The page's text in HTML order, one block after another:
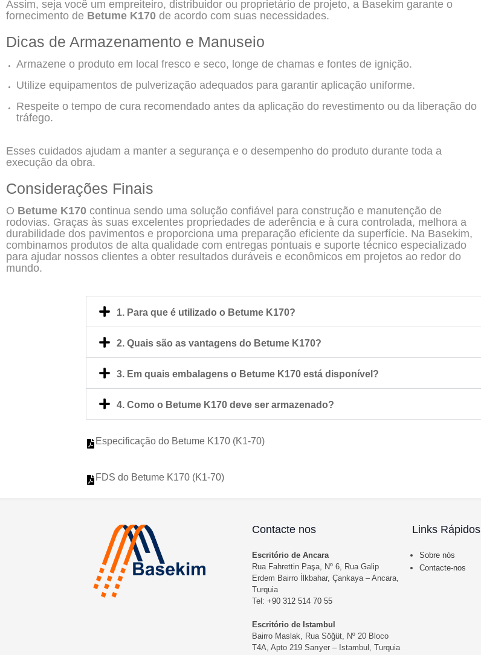
Assim, seja você um empreiteiro, distribuidor ou proprietário de projeto, a Basekim garante o
fornecimento de Betume K170 de acordo com suas necessidades.
Dicas de Armazenamento e Manuseio
Armazene o produto em local fresco e seco, longe de chamas e fontes de ignição.
Utilize equipamentos de pulverização adequados para garantir aplicação uniforme.
Respeite o tempo de cura recomendado antes da aplicação do revestimento ou da liberação do
tráfego.
Esses cuidados ajudam a manter a segurança e o desempenho do produto durante toda a
execução da obra.
Considerações Finais
O Betume K170 continua sendo uma solução confiável para construção e manutenção de
rodovias. Graças às suas excelentes propriedades de aderência e à cura controlada, melhora a
durabilidade dos pavimentos e proporciona uma preparação eficiente da superfície. Na Basekim,
combinamos produtos de alta qualidade com entregas pontuais e suporte técnico especializado
para ajudar nossos clientes a obter resultados duráveis e econômicos em projetos ao redor do
mundo.
1. Para que é utilizado o Betume K170?
2. Quais são as vantagens do Betume K170?
3. Em quais embalagens o Betume K170 está disponível?
4. Como o Betume K170 deve ser armazenado?
Especificação do Betume K170 (K1-70)
FDS do Betume K170 (K1-70)
Contacte nos
Escritório de Ancara
Rua Fahrettin Paşa, Nº 6, Rua Galip
Erdem Bairro İlkbahar, Çankaya – Ancara,
Turquia
Tel: +90 312 514 70 55
Escritório de Istambul
Bairro Maslak, Rua Söğüt, Nº 20 Bloco
T4A, Apto 219 Sarıyer – Istambul, Turquia
Links Rápidos
Sobre nós
Contacte-nos